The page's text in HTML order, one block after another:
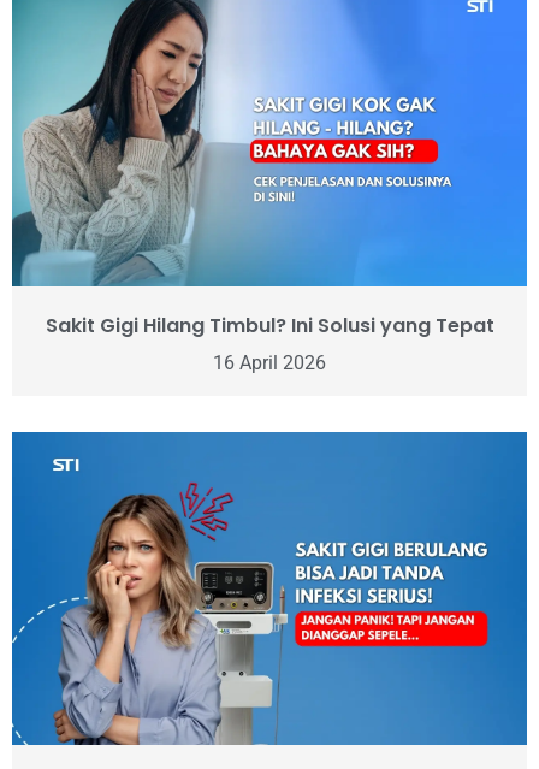
Sakit Gigi Hilang Timbul? Ini Solusi yang Tepat
16 April 2026